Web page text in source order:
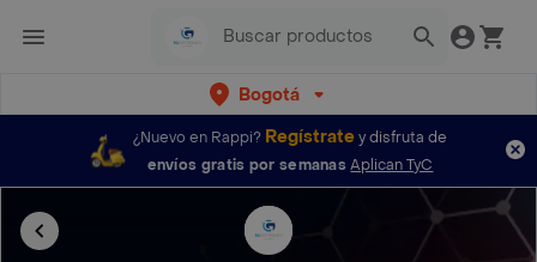
Bogotá
¿Nuevo en Rappi? Regístratey disfruta de
envíos gratis por semanas Aplican TyC